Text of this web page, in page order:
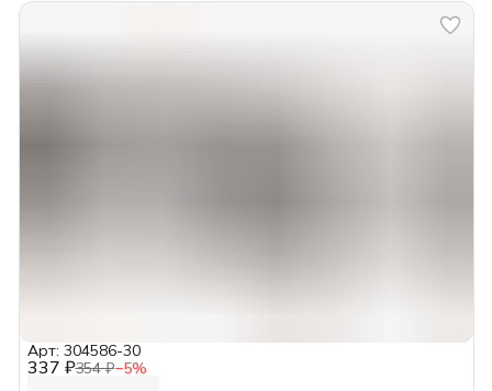
337 ₽354 ₽−5%
Арт: 304586-30